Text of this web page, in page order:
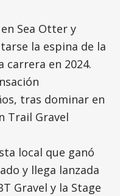
Sea Otter y
la espina de la
carrera en 2024.
tras dominar en
Trail Gravel
local que ganó
y llega lanzada
Gravel y la Stage